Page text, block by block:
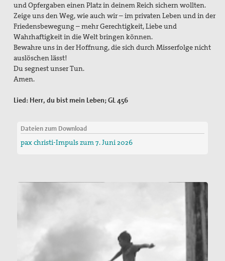
und Opfergaben einen Platz in deinem Reich sichern wollten.
Zeige uns den Weg, wie auch wir – im privaten Leben und in der
Friedensbewegung – mehr Gerechtigkeit, Liebe und
Wahrhaftigkeit in die Welt bringen können.
Bewahre uns in der Hoffnung, die sich durch Misserfolge nicht
auslöschen lässt!
Du segnest unser Tun.
Amen.
Lied: Herr, du bist mein Leben; GL 456
Dateien zum Download
pax christi-Impuls zum 7. Juni 2026